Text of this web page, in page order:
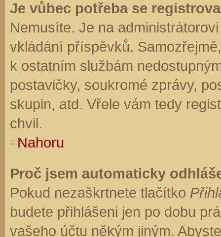
Je vůbec potřeba se
Nemusíte. Je na
vkládání příspěvků.
k ostatním službám
postavičky, soukromé zprávy,
skupin, atd. Vřele vám tedy
chvil.
Nahoru
Proč jsem automaticky
Pokud nezaškrtnete tlačítko
budete přihlášeni jen po dobu
vašeho účtu někým jiným.